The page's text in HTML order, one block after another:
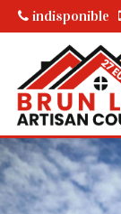
indisponible